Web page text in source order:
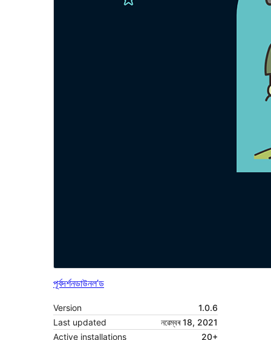
পূৰ্বদৰ্শনডাউনল’ড
Version
1.0.6
Last updated
নৱেম্বৰ 18, 2021
Active installations
20+